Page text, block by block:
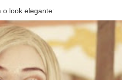
o look elegante: